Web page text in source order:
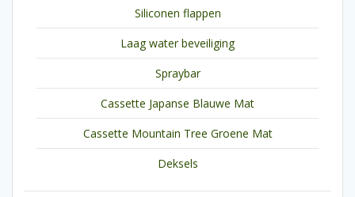
Siliconen flappen
Laag water beveiliging
Spraybar
Cassette Japanse Blauwe Mat
Cassette Mountain Tree Groene Mat
Deksels